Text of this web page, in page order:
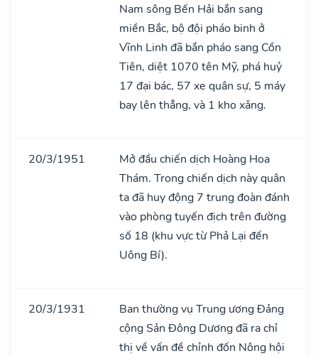
Nam sông Bến Hải bắn sang
miền Bắc, bộ đội pháo binh ở
Vĩnh Linh đã bắn pháo sang Cồn
Tiên, diệt 1070 tên Mỹ, phá huỷ
17 đại bác, 57 xe quân sự, 5 máy
bay lên thẳng, và 1 kho xǎng.
20/3/1951
Mở đầu chiến dịch Hoàng Hoa
Thám. Trong chiến dịch này quân
ta đã huy động 7 trung đoàn đánh
vào phòng tuyến địch trên đường
số 18 (khu vực từ Phả Lại đến
Uông Bí).
20/3/1931
Ban thường vụ Trung ương Đảng
cộng Sản Đông Dương đã ra chỉ
thị về vấn đề chỉnh đốn Nông hội